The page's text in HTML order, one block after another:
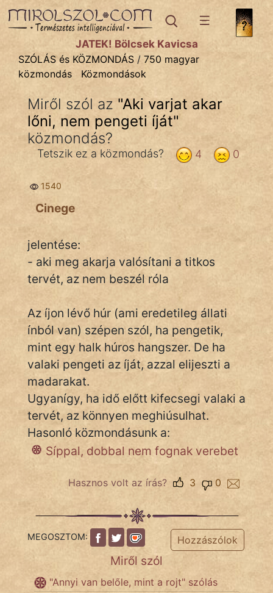
SZÓLÁS ÉS KÖZMONDÁStémák:
Bibliai
Kifejezések
Közmondások
Rímelő
Szállóigék
Szóláscsoportok
Szólások
Tréfás
IRODALOM
SZÓLÁS
És
KÖZMONDÁS
PSZICHO
ZENE
FILM
ÉLETMÓD
MAGYARSÁG
És
TÖRTÉNELEM
Népszerű szerzőink:
JÁTÉK! Bölcsek Kavicsa
SZÓLÁS és KÖZMONDÁS / 750 magyar
közmondás
Közmondások
Miről szól az "Aki varjat akar
lőni, nem pengeti íját"
közmondás?
0
4
Tetszik ez a közmondás?
1540
Cinege
jelentése:
- aki meg akarja valósítani a titkos
tervét, az nem beszél róla
Az íjon lévő húr (ami eredetileg állati
ínból van) szépen szól, ha pengetik,
mint egy halk húros hangszer. De ha
valaki pengeti az íját, azzal elijeszti a
madarakat.
Ugyanígy, ha idő előtt kifecsegi valaki a
tervét, az könnyen meghiúsulhat.
Hasonló közmondásunk a:
Síppal, dobbal nem fognak verebet
Hasznos volt az írás? 0
3
MEGOSZTOM: Hozzászólok
Miről szól
"Annyi van belőle, mint a rojt" szólás